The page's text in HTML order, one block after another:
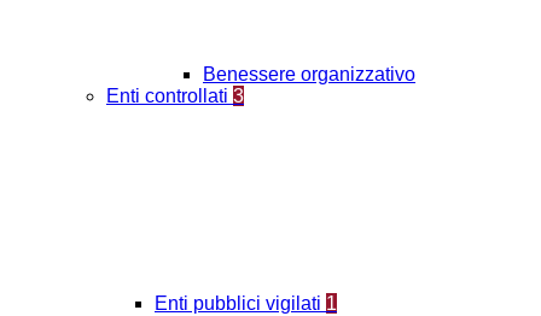
Benessere organizzativo
Enti controllati 3
Enti pubblici vigilati 1